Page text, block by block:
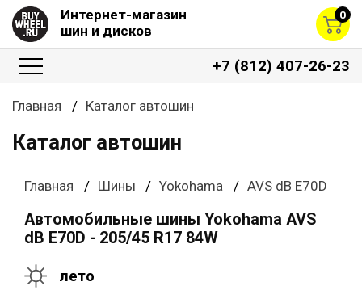
Интернет-магазин
шин и дисков
0
+7 (812) 407-26-23
Главная Каталог автошин
Каталог автошин
Главная Шины Yokohama AVS dB E70D
Автомобильные шины Yokohama AVS
dB E70D - 205/45 R17 84W
лето